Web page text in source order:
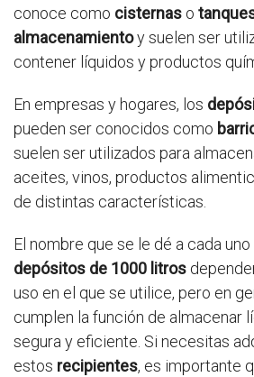
conoce como cisternas o
almacenamientoy suelen ser
contener líquidos y productos
En empresas y hogares, los
pueden ser conocidos como
suelen ser utilizados para
aceites, vinos, productos
de distintas características.
El nombre que se le dé a cada
depósitos de 1000 litros
uso en el que se utilice, pero en
cumplen la función de almacenar
segura y eficiente. Si necesitas
estos recipientes, es importante